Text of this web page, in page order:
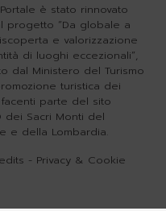
è stato rinnovato
progetto “Da globale a
e valorizzazione
di luoghi eccezionali”,
dal Ministero del Turismo
turistica dei
facenti parte del sito
dei Sacri Monti del
e della Lombardia.
- Privacy & Cookie